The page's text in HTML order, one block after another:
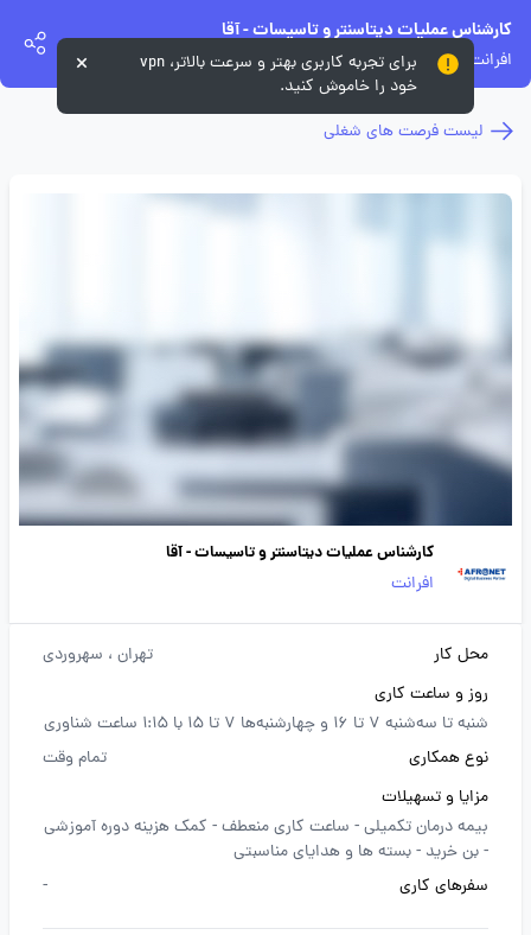
کارشناس عملیات دیتاسنتر و تاسیسات - آقا
افرانت
لیست فرصت های شغلی
کارشناس عملیات دیتاسنتر و تاسیسات - آقا
افرانت
محل کار تهران ، سهروردی
روز و ساعت کاری
شنبه تا سه‌شنبه 7 تا 16 و چهارشنبه‌ها 7 تا 15 با 1:15 ساعت شناوری
نوع همکاری
تمام وقت
مزایا و تسهیلات
بیمه درمان تکمیلی - ساعت کاری منعطف - کمک هزینه دوره آموزشی
-بن خرید -بسته ها و هدایای مناسبتی
سفرهای کاری
-
برای تجربه کاربری بهتر و سرعت بالاتر، vpn
خود را خاموش کنید.